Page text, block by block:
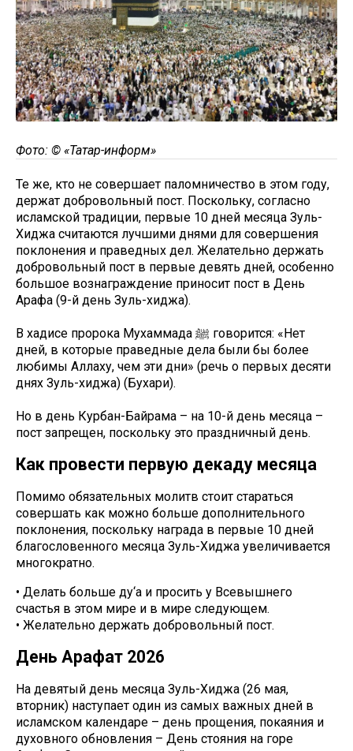
Фото: © «Татар-информ»
Те же, кто не совершает паломничество в этом году,
держат добровольный пост. Поскольку, согласно
исламской традиции, первые 10 дней месяца Зуль-
Хиджа считаются лучшими днями для совершения
поклонения и праведных дел. Желательно держать
добровольный пост в первые девять дней, особенно
большое вознаграждение приносит пост в День
Арафа (9-й день Зуль-хиджа).
В хадисе пророка Мухаммада ﷺ говорится: «Нет
дней, в которые праведные дела были бы более
любимы Аллаху, чем эти дни» (речь о первых десяти
днях Зуль-хиджа) (Бухари).
Но в день Курбан-Байрама – на 10-й день месяца –
пост запрещен, поскольку это праздничный день.
Как провести первую декаду месяца
Помимо обязательных молитв стоит стараться
совершать как можно больше дополнительного
поклонения, поскольку награда в первые 10 дней
благословенного месяца Зуль-Хиджа увеличивается
многократно.
• Делать больше ду‘а и просить у Всевышнего
счастья в этом мире и в мире следующем.
• Желательно держать добровольный пост.
День Арафат 2026
На девятый день месяца Зуль-Хиджа (26 мая,
вторник) наступает один из самых важных дней в
исламском календаре – день прощения, покаяния и
духовного обновления – День стояния на горе